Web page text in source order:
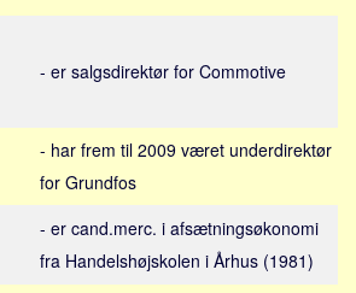
- er salgsdirektør for Commotive
- har frem til 2009 været underdirektør
for Grundfos
- er cand.merc. i afsætningsøkonomi
fra Handelshøjskolen i Århus (1981)